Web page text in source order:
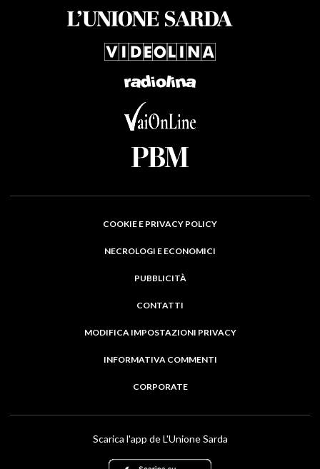
COOKIE E PRIVACY POLICY
NECROLOGI E ECONOMICI
PUBBLICITÀ
CONTATTI
MODIFICA IMPOSTAZIONI PRIVACY
INFORMATIVA COMMENTI
CORPORATE
Scarica l'app de L'Unione Sarda